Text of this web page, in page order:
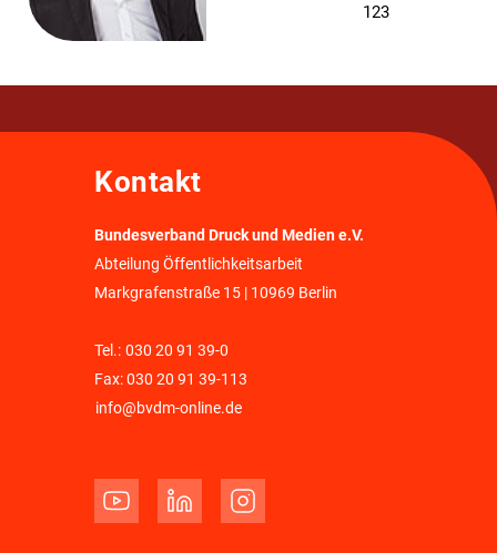
123
Kontakt
Bundesverband Druck und Medien e.V.
Abteilung Öffentlichkeitsarbeit
Markgrafenstraße 15 | 10969 Berlin
Tel.: 030 20 91 39-0
Fax: 030 20 91 39-113
info@bvdm-online.de